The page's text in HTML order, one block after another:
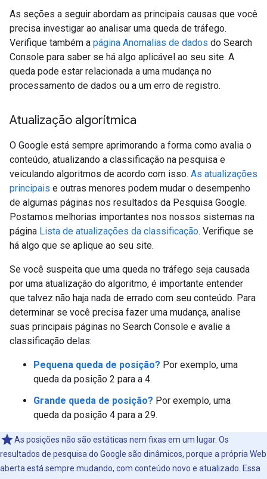
As seções a seguir abordam as principais causas que você
precisa investigar ao analisar uma queda de tráfego.
Verifique também a página Anomalias de dados do Search
Console para saber se há algo aplicável ao seu site. A
queda pode estar relacionada a uma mudança no
processamento de dados ou a um erro de registro.
Atualização algorítmica
O Google está sempre aprimorando a forma como avalia o
conteúdo, atualizando a classificação na pesquisa e
veiculando algoritmos de acordo com isso. As atualizações
principais e outras menores podem mudar o desempenho
de algumas páginas nos resultados da Pesquisa Google.
Postamos melhorias importantes nos nossos sistemas na
página Lista de atualizações da classificação. Verifique se
há algo que se aplique ao seu site.
Se você suspeita que uma queda no tráfego seja causada
por uma atualização do algoritmo, é importante entender
que talvez não haja nada de errado com seu conteúdo. Para
determinar se você precisa fazer uma mudança, analise
suas principais páginas no Search Console e avalie a
classificação delas:
Pequena queda de posição? Por exemplo, uma
queda da posição 2 para a 4.
Grande queda de posição? Por exemplo, uma
queda da posição 4 para a 29.
As posições não são estáticas nem fixas em um lugar. Os
resultados de pesquisa do Google são dinâmicos, porque a própria Web
aberta está sempre mudando, com conteúdo novo e atualizado. Essa